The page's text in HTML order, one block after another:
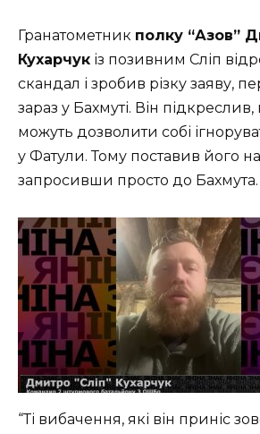
Гранатометник полку “Азов”
Кухарчук із позивним Сліп
скандал і зробив різку заяву,
зараз у Бахмуті. Він
можуть дозволити собі
у Фатули. Тому поставив його
запросивши просто до Бахмута.
“Ті вибачення, які він приніс